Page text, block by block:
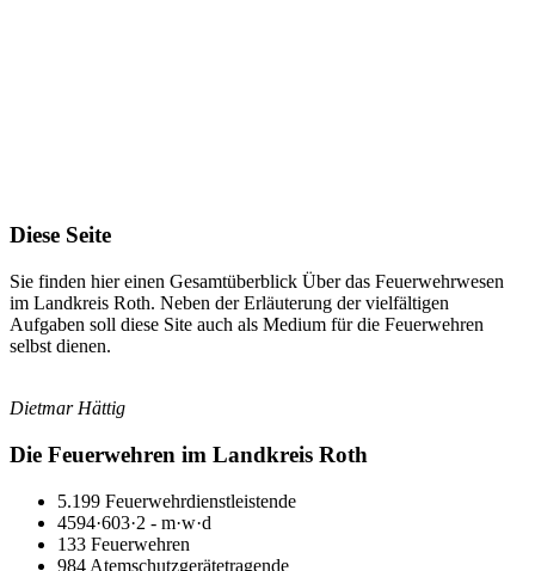
Diese Seite
Sie finden hier einen Gesamtüberblick Über das Feuerwehrwesen
im Landkreis Roth. Neben der Erläuterung der vielfältigen
Aufgaben soll diese Site auch als Medium für die Feuerwehren
selbst dienen.
Dietmar Hättig
Die Feuerwehren im Landkreis Roth
5.199 Feuerwehrdienstleistende
4594·603·2 - m·w·d
133 Feuerwehren
984 Atemschutzgerätetragende